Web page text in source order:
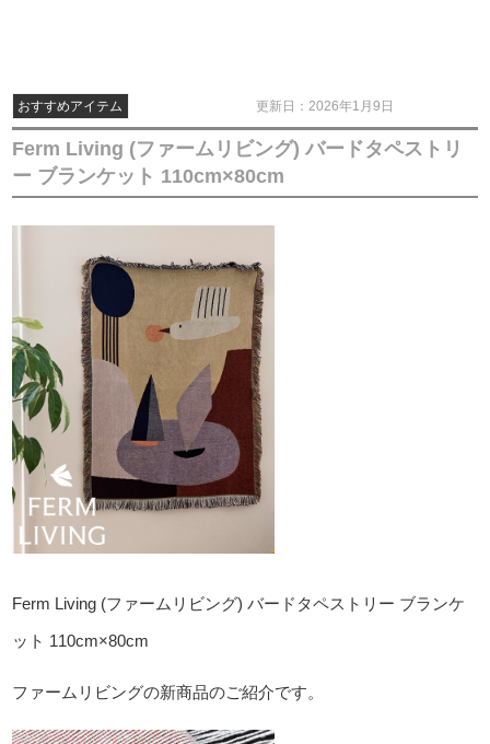
おすすめアイテム 更新日：2026年1月9日
Ferm Living (ファームリビング) バードタペストリ
ー ブランケット 110cm×80cm
Ferm Living (ファームリビング) バードタペストリー ブランケ
ット 110cm×80cm
ファームリビングの新商品のご紹介です。